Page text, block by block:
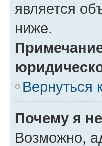
является
ниже.
Вернуться
Почему я
Возможно,